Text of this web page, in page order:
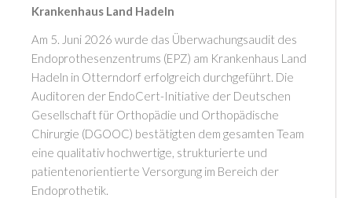
Krankenhaus Land Hadeln
Am 5. Juni 2026 wurde das Überwachungsaudit des
Endoprothesenzentrums (EPZ) am Krankenhaus Land
Hadeln in Otterndorf erfolgreich durchgeführt. Die
Auditoren der EndoCert-Initiative der Deutschen
Gesellschaft für Orthopädie und Orthopädische
Chirurgie (DGOOC) bestätigten dem gesamten Team
eine qualitativ hochwertige, strukturierte und
patientenorientierte Versorgung im Bereich der
Endoprothetik.